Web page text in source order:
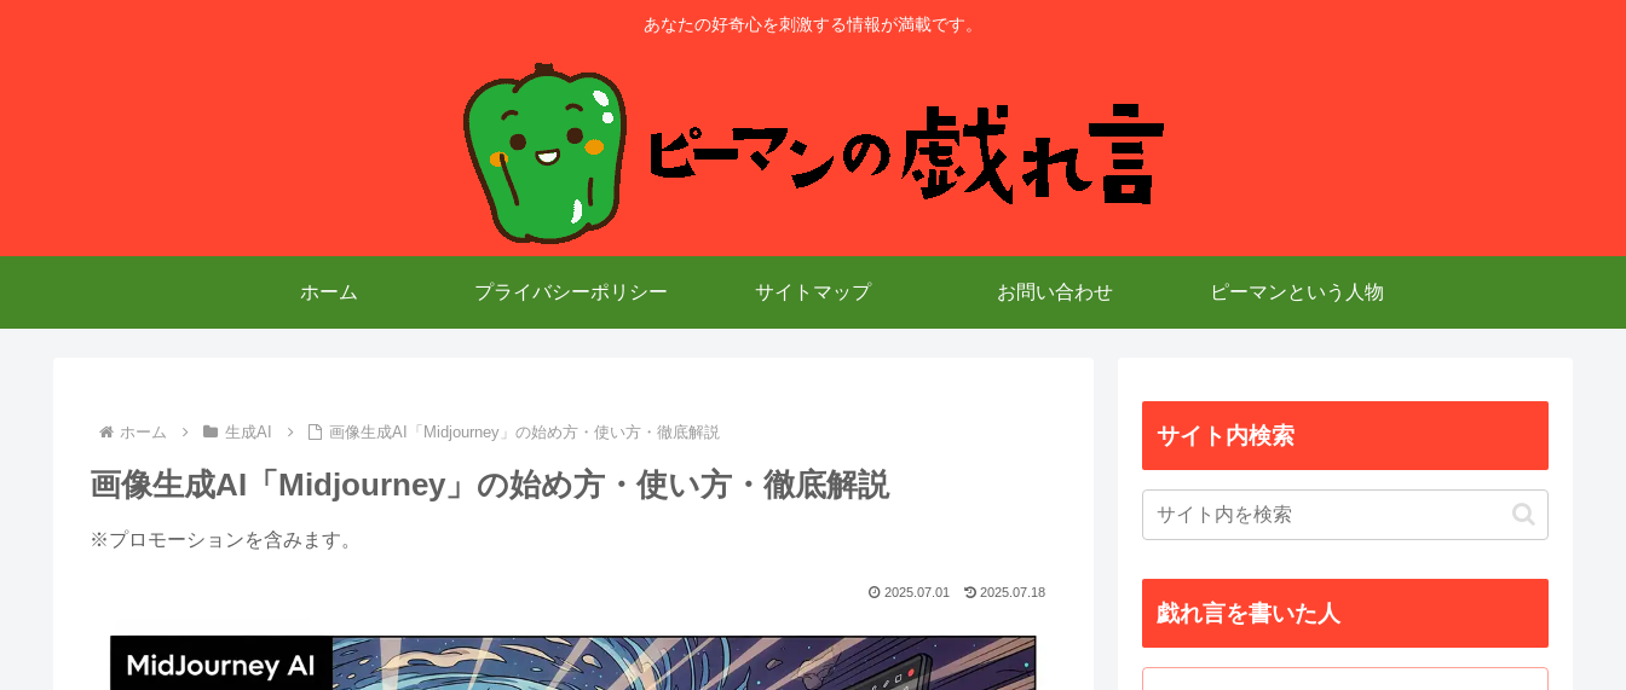
あなたの好奇心を刺激する情報が満載です。
ホーム プライバシーポリシー サイトマップ お問い合わせ ピーマンという人物
ホーム 生成AI 画像生成AI「Midjourney」の始め方・使い方・徹底解説
画像生成AI「Midjourney」の始め方・使い方・徹底解説
※プロモーションを含みます。
2025.07.01 2025.07.18
サイト内検索
戯れ言を書いた人